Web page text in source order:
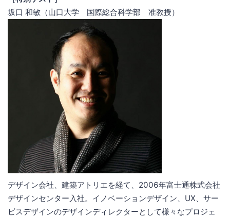
坂口 和敏（山口大学 国際総合科学部 准教授）
デザイン会社、建築アトリエを経て、2006年富士通株式会社
デザインセンター入社。イノベーションデザイン、UX、サー
ビスデザインのデザインディレクターとして様々なプロジェ